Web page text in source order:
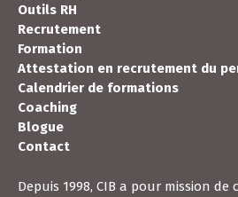
Outils RH
Recrutement
Formation
Attestation en recrutement du
Calendrier de formations
Coaching
Blogue
Contact
Depuis 1998, CIB a pour mission